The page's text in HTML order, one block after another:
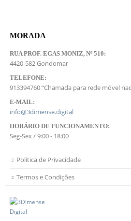
MORADA
RUA PROF. EGAS MONIZ, Nº 510:
4420-582 Gondomar
TELEFONE:
913394760 “Chamada para rede móvel
E-MAIL:
info@3dimense.digital
HORÁRIO DE FUNCIONAMENTO:
Seg-Sex / 9:00 - 18:00
Politica de Privacidade
Termos e Condições